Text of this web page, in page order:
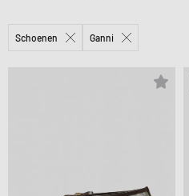
Schoenen Ganni